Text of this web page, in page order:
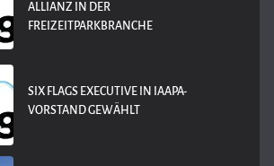
LLIANZ IN DER F
REIZEITPARKBRANCHE
SIX FLAGS EXECUTIVE IN IAAPA-
VORSTAND GEWÄHLT